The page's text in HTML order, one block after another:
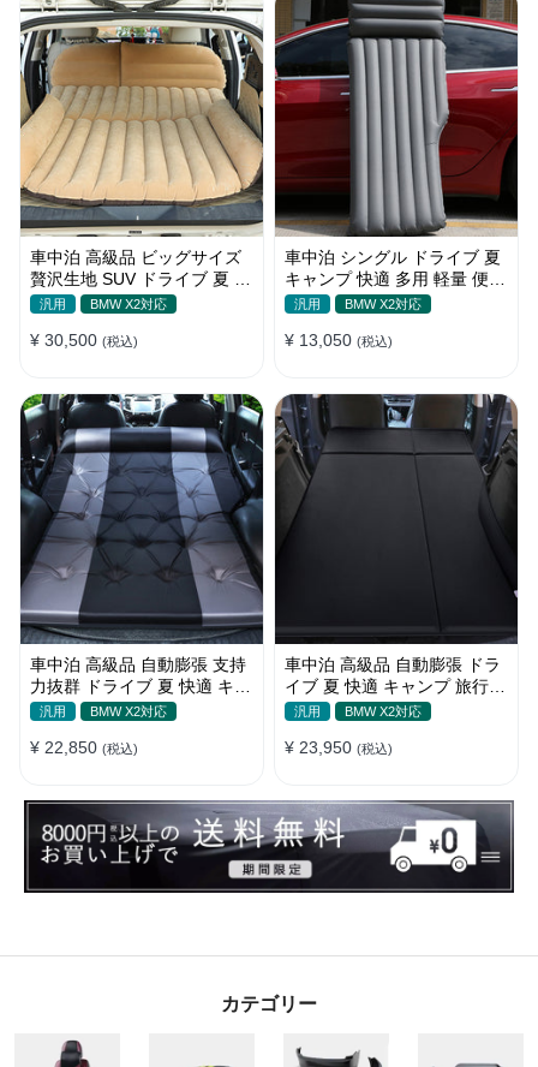
車中泊 高級品 ビッグサイズ
贅沢生地 SUV ドライブ 夏 快
適 キャンプ 旅行 収納便利 エ
汎用 BMW X2対応
¥ 30,500 (税込)
車中泊 シングル ドライブ 夏
キャンプ 快適 多用 軽量 便利
省スペース 旅行 エアーベッ
汎用 BMW X2対応
¥ 13,050 (税込)
車中泊 高級品 自動膨張 支持
力抜群 ドライブ 夏 快適 キャ
ンプ 旅行 省スペース エアー
汎用 BMW X2対応
¥ 22,850 (税込)
車中泊 高級品 自動膨張 ドラ
イブ 夏 快適 キャンプ 旅行
多用 取付簡単 収納便利 エア
汎用 BMW X2対応
¥ 23,950 (税込)
カテゴリー